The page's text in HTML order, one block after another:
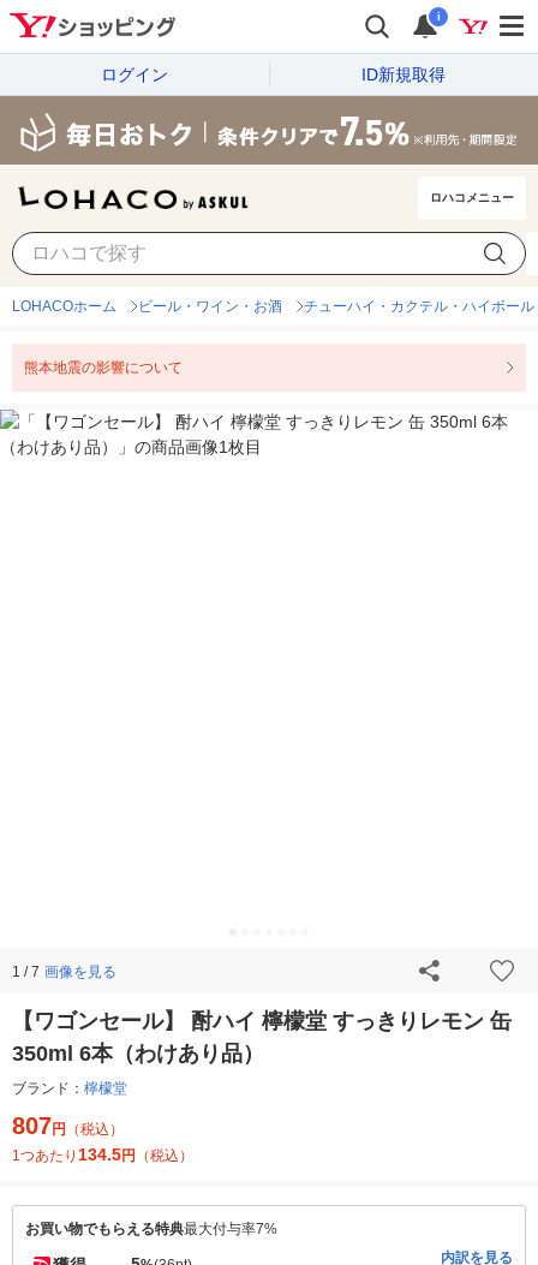
i
ログイン ID新規取得
ロハコメニュー
LOHACOホーム ビール・ワイン・お酒 チューハイ・カクテル・ハイボール
熊本地震の影響について
1 / 7 画像を見る
【ワゴンセール】 酎ハイ 檸檬堂 すっきりレモン 缶
350ml 6本（わけあり品）
ブランド： 檸檬堂
807円
（税込）
1つあたり 134.5円 （税込）
お買い物でもらえる特典最大付与率7%
内訳を見る